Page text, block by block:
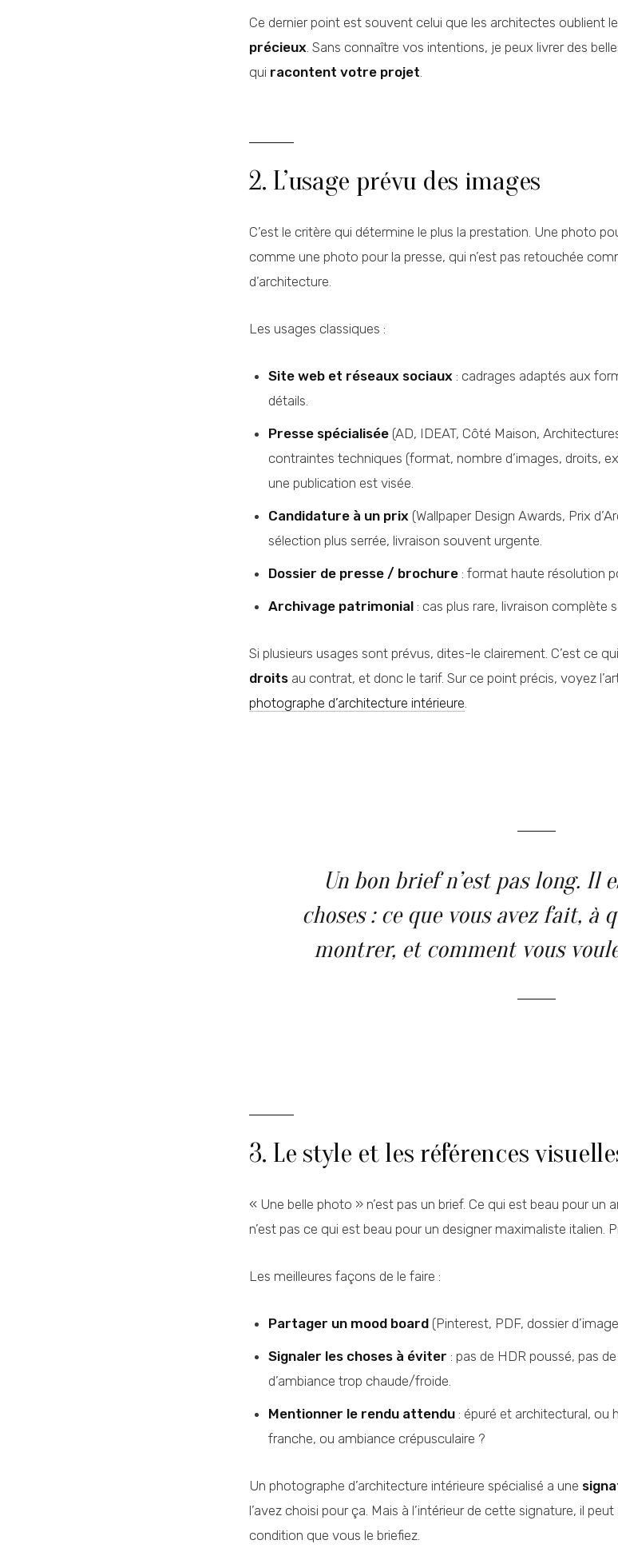
Ce dernier point est souvent celui que les architectes oublient
précieux. Sans connaître vos intentions, je peux livrer des
qui racontent votre projet.
2. L’usage prévu des images
C’est le critère qui détermine le plus la prestation. Une photo
comme une photo pour la presse, qui n’est pas retouchée
d’architecture.
Les usages classiques :
Site web et réseaux sociaux : cadrages adaptés aux
détails.
Presse spécialisée (AD, IDEAT, Côté Maison,
contraintes techniques (format, nombre d’images, droits,
une publication est visée.
Candidature à un prix (Wallpaper Design Awards, Prix
sélection plus serrée, livraison souvent urgente.
Dossier de presse / brochure : format haute résolution
Archivage patrimonial : cas plus rare, livraison complète
Si plusieurs usages sont prévus, dites-le clairement. C’est ce
droits au contrat, et donc le tarif. Sur ce point précis, voyez
photographe d’architecture intérieure.
Un bon brief n’est pas long. Il
choses : ce que vous avez fait, à
montrer, et comment vous
3. Le style et les références
« Une belle photo » n’est pas un brief. Ce qui est beau pour
n’est pas ce qui est beau pour un designer maximaliste italien.
Les meilleures façons de le faire :
Partager un mood board (Pinterest, PDF, dossier
Signaler les choses à éviter : pas de HDR poussé, pas
d’ambiance trop chaude/froide.
Mentionner le rendu attendu : épuré et architectural, ou
franche, ou ambiance crépusculaire ?
Un photographe d’architecture intérieure spécialisé a une
l’avez choisi pour ça. Mais à l’intérieur de cette signature, il
condition que vous le briefiez.